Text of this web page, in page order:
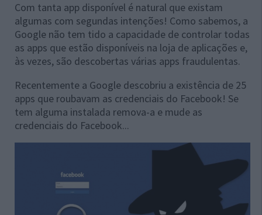
Com tanta app disponível é natural que existam
algumas com segundas intenções! Como sabemos, a
Google não tem tido a capacidade de controlar todas
as apps que estão disponíveis na loja de aplicações e,
às vezes, são descobertas várias apps fraudulentas.
Recentemente a Google descobriu a existência de 25
apps que roubavam as credenciais do Facebook! Se
tem alguma instalada remova-a e mude as
credenciais do Facebook...